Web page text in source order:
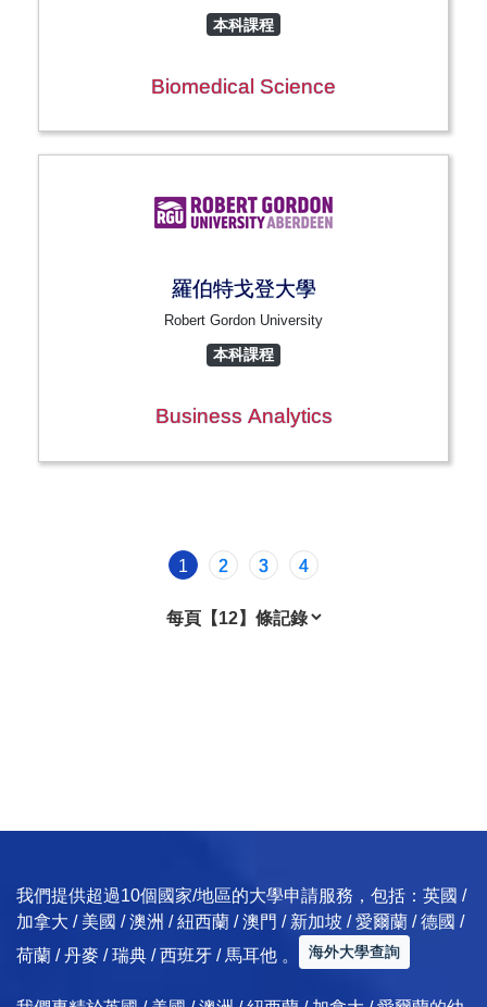
本科課程
Biomedical Science
羅伯特戈登大學
Robert Gordon University
本科課程
Business Analytics
1 2 3 4
我們提供超過10個國家/地區的大學申請服務，包括：英國 /
加拿大 / 美國 / 澳洲 / 紐西蘭 / 澳門 / 新加坡 / 愛爾蘭 / 德國 /
荷蘭 / 丹麥 / 瑞典 / 西班牙 / 馬耳他 。
海外大學查詢